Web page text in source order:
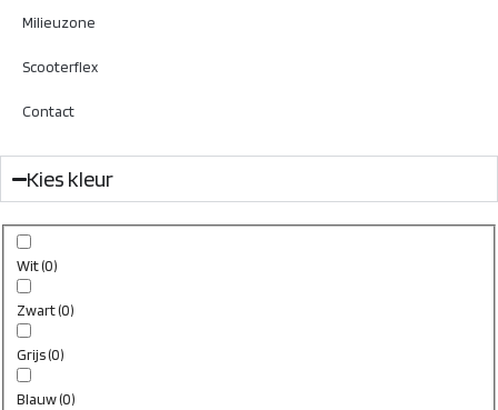
Milieuzone
Scooterflex
Contact
Kies kleur
Wit(0)
Zwart(0)
Grijs(0)
Blauw(0)